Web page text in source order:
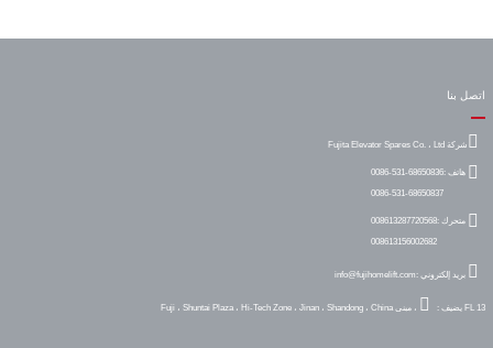
اتصل بنا
شركة Fujita Elevator Spares Co. ، Ltd
هاتف :0086-531-68650836
0086-531-68650837
متحرك :008613287720568
008613156002682
بريد إلكتروني :info@fujihomelift.com
يضيف : FL 13 ، مبنى Fuji ، Shuntai Plaza ، Hi-Tech Zone ، Jinan ، Shandong ، China